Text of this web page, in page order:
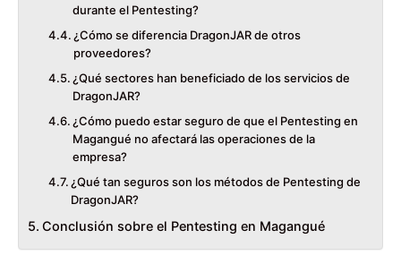
durante el Pentesting?
¿Cómo se diferencia DragonJAR de otros
proveedores?
¿Qué sectores han beneficiado de los servicios de
DragonJAR?
¿Cómo puedo estar seguro de que el Pentesting en
Magangué no afectará las operaciones de la
empresa?
¿Qué tan seguros son los métodos de Pentesting de
DragonJAR?
Conclusión sobre el Pentesting en Magangué